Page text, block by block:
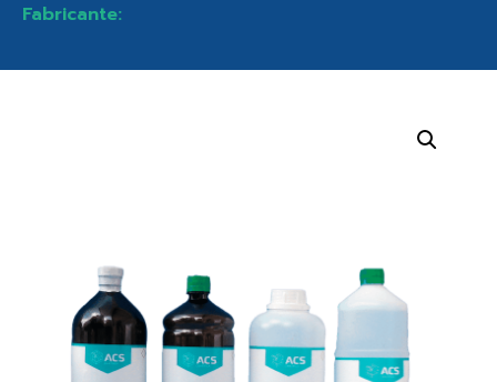
Fabricante: